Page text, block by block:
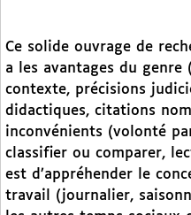
Ce solide ouvrage de
a les avantages du
contexte, précisions
didactiques, citations
inconvénients (volonté
classifier ou comparer,
est d’appréhender le
travail (journalier,